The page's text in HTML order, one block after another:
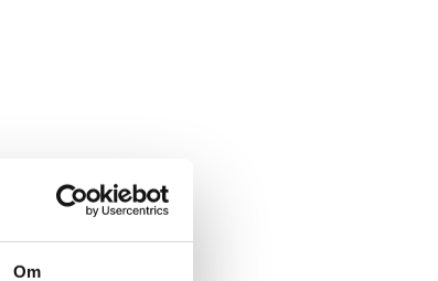
Om